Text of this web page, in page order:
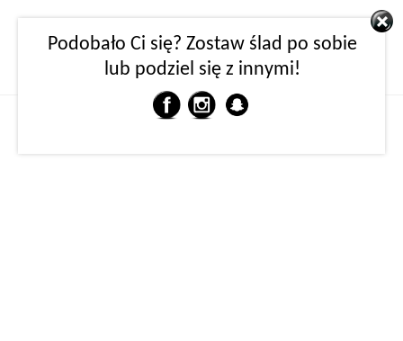
MENU
Podobało Ci się? Zostaw ślad po sobie
lub podziel się z innymi!